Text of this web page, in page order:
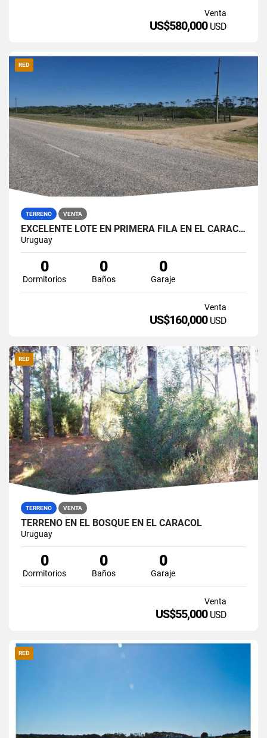
Venta
US$580,000 USD
RED
TERRENO VENTA
EXCELENTE LOTE EN PRIMERA FILA EN EL CARACOL - LAGUNA GARZON
Uruguay
0
Dormitorios
0
Baños
0
Garaje
Venta
US$160,000 USD
RED
TERRENO VENTA
TERRENO EN EL BOSQUE EN EL CARACOL
Uruguay
0
Dormitorios
0
Baños
0
Garaje
Venta
US$55,000 USD
RED